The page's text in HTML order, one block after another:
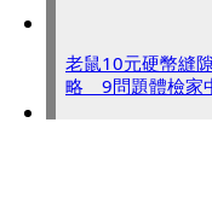
老鼠10元硬幣縫
略 9問題體檢家